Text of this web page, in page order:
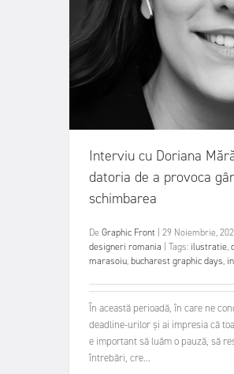
Interviu cu Doriana
datoria de a provoca
schimbarea
De Graphic Front 29 Noiembrie,
designeri romania
Tags: ilustratie,
marasoiu,bucharest graphic days,
În această perioadă, în care ne
deadline-urilor și ai impresia că
e important să luăm o pauză, să
întrebări, cre...